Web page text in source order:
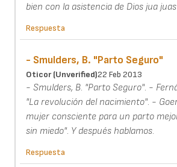
bien con la asistencia de Dios jua juas
Respuesta
- Smulders, B. "Parto Seguro"
Oticor (unverified)22 Feb 2013
- Smulders, B. "Parto Seguro". -
"La revolución del nacimiento". -
mujer consciente para un parto
sin miedo". Y después hablamos.
Respuesta